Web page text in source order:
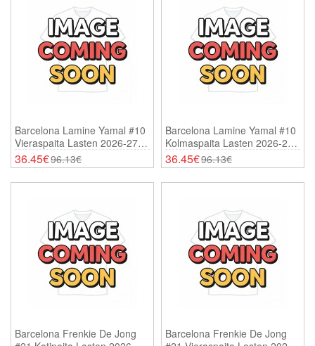
Barcelona Lamine Yamal #10
Vieraspaita Lasten 2026-27
Lyhythihainen (+ Shortsit)
36.45€96.13€
Barcelona Lamine Yamal #10
Kolmaspaita Lasten 2026-27
Lyhythihainen (+ Shortsit)
36.45€96.13€
Barcelona Frenkie De Jong
Barcelona Frenkie De Jong